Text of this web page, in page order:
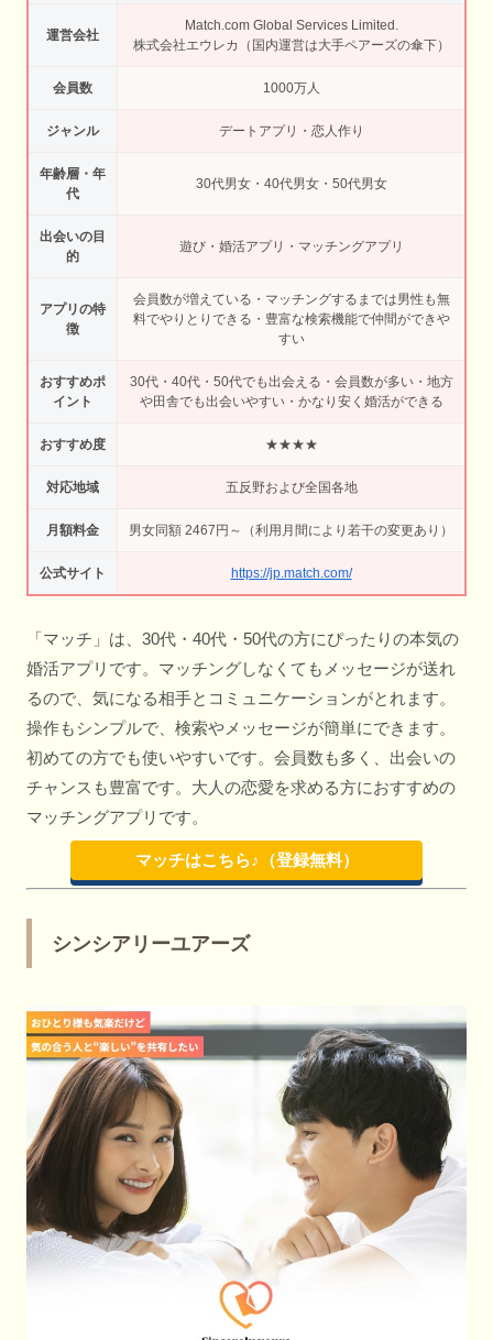
運営会社
Match.com Global Services Limited.
株式会社エウレカ（国内運営は大手ペアーズの傘下）
会員数 1000万人
ジャンル デートアプリ・恋人作り
年齢層・年
代
30代男女・40代男女・50代男女
出会いの目
的
遊び・婚活アプリ・マッチングアプリ
アプリの特
徴
会員数が増えている・マッチングするまでは男性も無
料でやりとりできる・豊富な検索機能で仲間ができや
すい
おすすめポ
イント
30代・40代・50代でも出会える・会員数が多い・地方
や田舎でも出会いやすい・かなり安く婚活ができる
おすすめ度 ★★★★
対応地域 五反野および全国各地
月額料金 男女同額 2467円～（利用月間により若干の変更あり）
公式サイト https://jp.match.com/
「マッチ」は、30代・40代・50代の方にぴったりの本気の
婚活アプリです。マッチングしなくてもメッセージが送れ
るので、気になる相手とコミュニケーションがとれます。
操作もシンプルで、検索やメッセージが簡単にできます。
初めての方でも使いやすいです。会員数も多く、出会いの
チャンスも豊富です。大人の恋愛を求める方におすすめの
マッチングアプリです。
マッチはこちら♪（登録無料）
シンシアリーユアーズ